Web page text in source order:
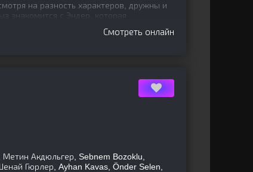
на разность характеров, дружны и
знакомится с Эндер, которая
мужа. А Зейнеп
Смотреть онлайн
Акдюльгер, Sebnem Bozoklu,
Гюрлер, Ayhan Kavas, Önder Selen,